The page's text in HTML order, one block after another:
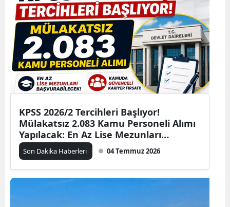
KPSS 2026/2 Tercihleri Başlıyor!
Mülakatsız 2.083 Kamu Personeli Alımı
Yapılacak: En Az Lise Mezunları
Başvurabilecek
Son Dakika Haberleri 04 Temmuz 2026